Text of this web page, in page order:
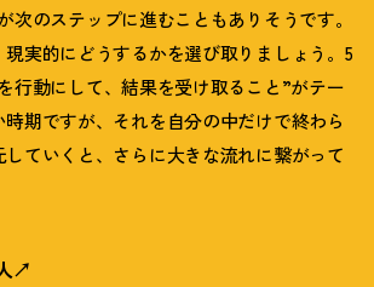
次のステップに進むこともありそうです。
実的にどうするかを選び取りましょう。 5
行動にして、結果を受け取ること”がテー
期ですが、それを自分の中だけで終わら
ていくと、さらに大きな流れに繋がって